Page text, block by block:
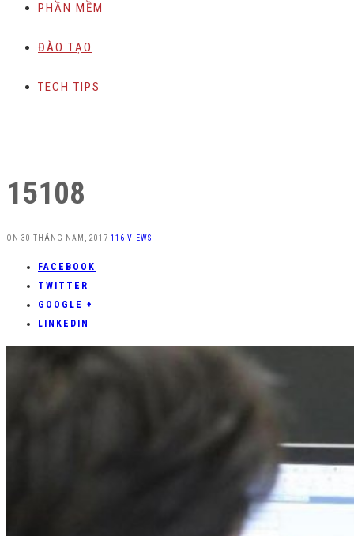
PHẦN MỀM
ĐÀO TẠO
TECH TIPS
15108
ON 30 THÁNG NĂM, 2017 116 VIEWS
FACEBOOK
TWITTER
GOOGLE +
LINKEDIN